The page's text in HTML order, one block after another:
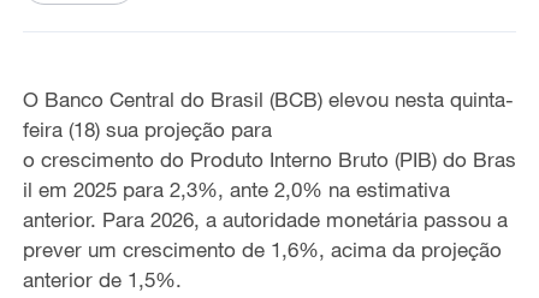
O Banco Central do Brasil (BCB) elevou nesta quinta-
feira (18) sua projeção para
o crescimento do Produto Interno Bruto (PIB) do Bras
il em 2025 para 2,3%, ante 2,0% na estimativa
anterior. Para 2026, a autoridade monetária passou a
prever um crescimento de 1,6%, acima da projeção
anterior de 1,5%.